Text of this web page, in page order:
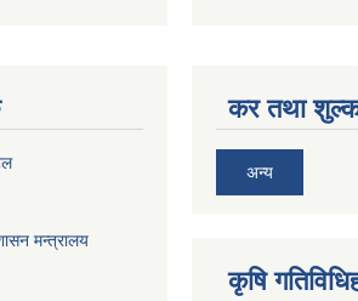
मन्त्रालय
कर तथा
अन्य
कृषि